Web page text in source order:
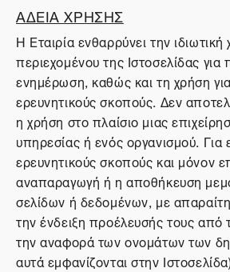
ΑΔΕΙΑ ΧΡΗΣΗΣ
Η Εταιρία ενθαρρύνει την
περιεχομένου της Ιστοσελίδας
ενημέρωση, καθώς και τη χρήση
ερευνητικούς σκοπούς. Δεν
η χρήση στο πλαίσιο μιας
υπηρεσίας ή ενός οργανισμού. Για
ερευνητικούς σκοπούς και μόνον
αναπαραγωγή ή η αποθήκευση
σελίδων ή δεδομένων, με
την ένδειξη προέλευσής τους από
την αναφορά των ονομάτων των
αυτά εμφανίζονται στην